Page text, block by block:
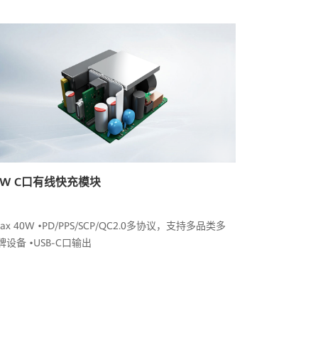
C口有线快充模块
40W •PD/PPS/SCP/QC2.0多协议，支持多品类多
设备 •USB-C口输出